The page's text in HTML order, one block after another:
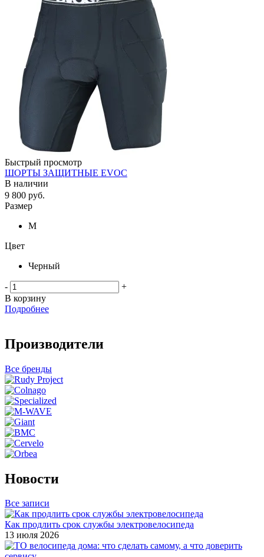
Быстрый просмотр
ШОРТЫ ЗАЩИТНЫЕ EVOC
В наличии
9 800 руб.
Размер
M
Цвет
Черный
-
+
В корзину
Подробнее
Производители
Все бренды
Новости
Все записи
Как продлить срок службы электровелосипеда
13 июля 2026